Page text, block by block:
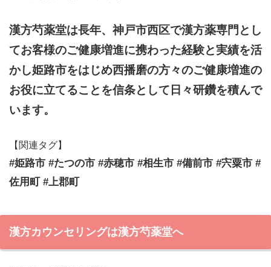
漢方芍薬堂は長年、神戸市西区で漢方薬専門とし
てお客様のご健康増進に携わった経験と実績を活
かし姫路市をはじめ西播磨の方々のご健康増進の
お役に立てることを信条として日々研鑽を積んで
います。
【関連タグ】
#姫路市 #たつの市 #赤穂市 #相生市 #備前市 #宍粟市 #
佐用町 #上郡町
漢方カウンセリングは漢方芍薬堂へ